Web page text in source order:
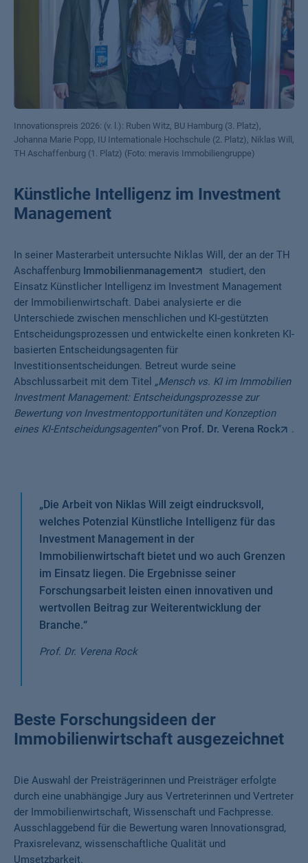
Innovationspreis 2026: (v. l.): Ruben Witz, BU Hamburg (3. Platz),
Johanna Marie Popp, IU Internationale Hochschule (2. Platz), Niklas Will,
TH Aschaffenburg (1. Platz) (Foto: meravis Immobiliengruppe)
Künstliche Intelligenz im Investment
Management
In seiner Masterarbeit untersuchte Niklas Will, der an der TH
Aschaffenburg Immobilienmanagement
studiert, den
Einsatz Künstlicher Intelligenz im Investment Management
der Immobilienwirtschaft. Dabei analysierte er die
Unterschiede zwischen menschlichen und KI-gestützten
Entscheidungsprozessen und entwickelte einen konkreten KI-
basierten Entscheidungsagenten für
Investitionsentscheidungen. Betreut wurde seine
Abschlussarbeit mit dem Titel „Mensch vs. KI im Immobilien
Investment Management: Entscheidungsprozesse zur
Bewertung von Investmentopportunitäten und Konzeption
eines KI-Entscheidungsagenten“von Prof. Dr. Verena Rock .
„Die Arbeit von Niklas Will zeigt eindrucksvoll,
welches Potenzial Künstliche Intelligenz für das
Investment Management in der
Immobilienwirtschaft bietet und wo auch Grenzen
im Einsatz liegen. Die Ergebnisse seiner
Forschungsarbeit leisten einen innovativen und
wertvollen Beitrag zur Weiterentwicklung der
Branche.“
Prof. Dr. Verena Rock
Beste Forschungsideen der
Immobilienwirtschaft ausgezeichnet
Die Auswahl der Preisträgerinnen und Preisträger erfolgte
durch eine unabhängige Jury aus Vertreterinnen und Vertreter
der Immobilienwirtschaft, Wissenschaft und Fachpresse.
Ausschlaggebend für die Bewertung waren Innovationsgrad,
Praxisrelevanz, wissenschaftliche Qualität und
Umsetzbarkeit.